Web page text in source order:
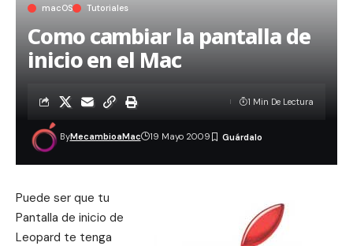
macOS Tutoriales
Como cambiar la pantalla de
inicio en el Mac
ByMecambioaMac 19 Mayo 2009
1 Min De Lectura
Puede ser que tu
Pantalla de inicio de
Leopard te tenga